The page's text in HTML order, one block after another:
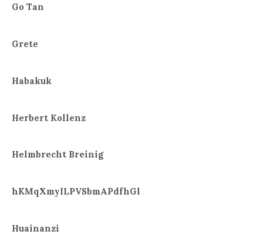
Go Tan
Grete
Habakuk
Herbert Kollenz
Helmbrecht Breinig
hKMqXmyILPVSbmAPdfhGl
Huainanzi